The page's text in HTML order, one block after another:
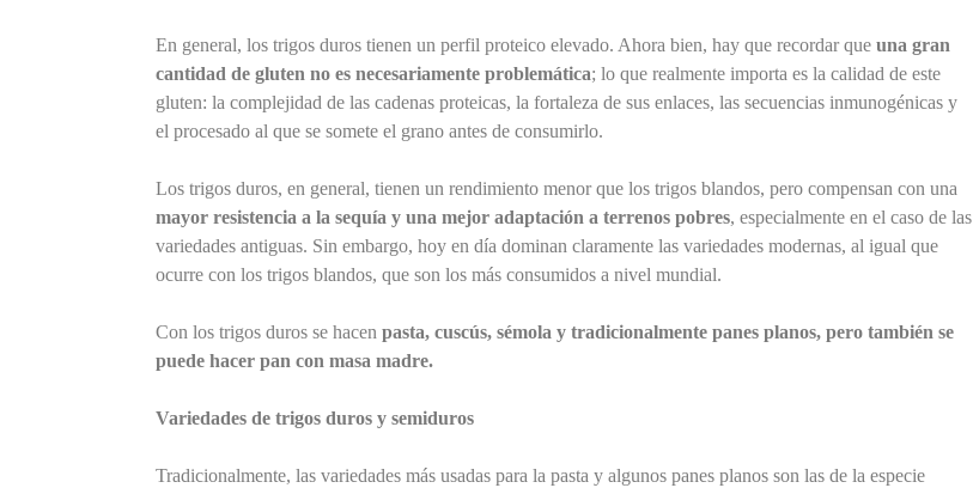
En general, los trigos duros tienen un perfil proteico elevado. Ahora bien, hay que recordar que una gran
cantidad de gluten no es necesariamente problemática; lo que realmente importa es la calidad de este
gluten: la complejidad de las cadenas proteicas, la fortaleza de sus enlaces, las secuencias inmunogénicas y
el procesado al que se somete el grano antes de consumirlo.
Los trigos duros, en general, tienen un rendimiento menor que los trigos blandos, pero compensan con una
mayor resistencia a la sequía y una mejor adaptación a terrenos pobres, especialmente en el caso de las
variedades antiguas. Sin embargo, hoy en día dominan claramente las variedades modernas, al igual que
ocurre con los trigos blandos, que son los más consumidos a nivel mundial.
Con los trigos duros se hacen pasta, cuscús, sémola y tradicionalmente panes planos, pero también se
puede hacer pan con masa madre.
Variedades de trigos duros y semiduros
Tradicionalmente, las variedades más usadas para la pasta y algunos panes planos son las de la especie